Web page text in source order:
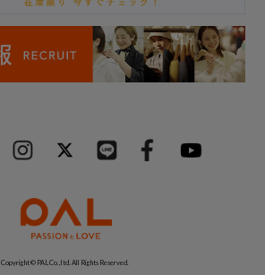
Copyright © PAL Co.,ltd. All Rights Reserved.